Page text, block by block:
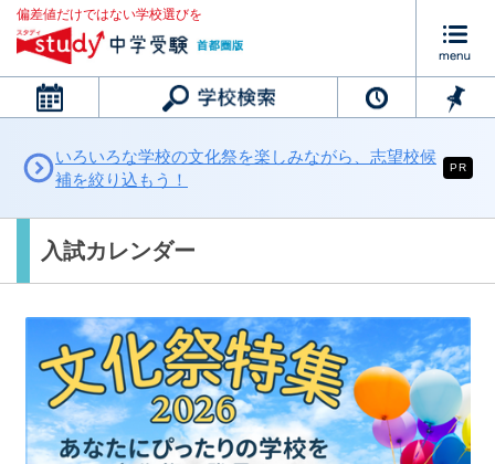
偏差値だけではない学校選びを
カレンダー
いろいろな学校の文化祭を楽しみながら、志望校候
補を絞り込もう！
PR
入試カレンダー